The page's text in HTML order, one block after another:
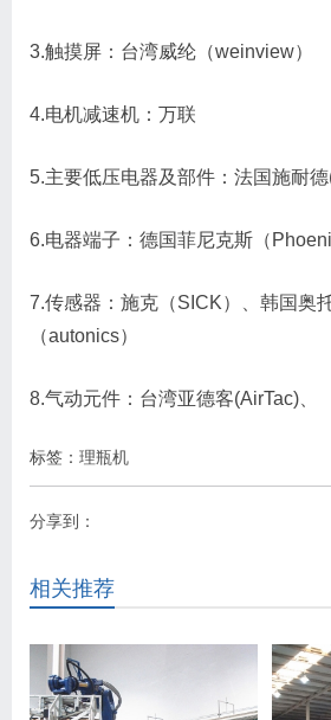
3.触摸屏：台湾威纶（weinview）
4.电机减速机：万联
5.主要低压电器及部件：法国施耐
6.电器端子：德国菲尼克斯（
7.传感器：施克（SICK）、韩国奥
（autonics）
8.气动元件：台湾亚德客(AirTac)、
标签： 理瓶机
分享到：
相关推荐